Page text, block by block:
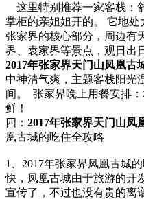
这里特别推荐一家客栈：
掌柜的亲姐姐开的。 它地
张家界的核心部分，周边有
界、袁家界等景点，观日出
2017年张家界天门山凤凰古
中神清气爽，主题客栈阳光
间。 张家界晚上用餐安排
鲜！
四： 2017年张家界天门山凤
凰古城的吃住全攻略
1、2017年张家界凤凰古城
快，凤凰古城由于旅游的开
宣传了，不过也没有贵的离